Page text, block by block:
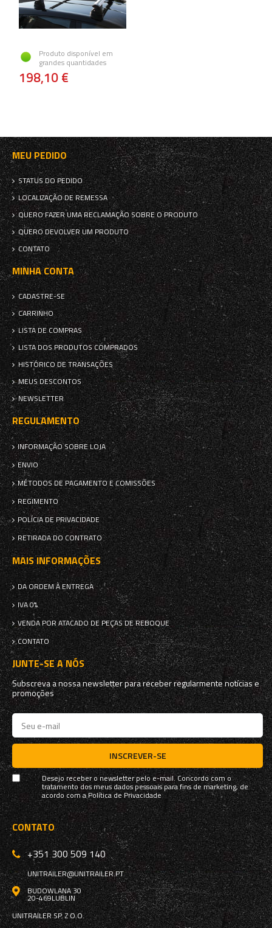
Produto disponível em
grandes quantidades
198,10 €
MEU PEDIDO
STATUS DO PEDIDO
LOCALIZAÇÃO DE REMESSA
QUERO FAZER UMA RECLAMAÇÃO SOBRE O PRODUTO
QUERO DEVOLVER UM PRODUTO
CONTATO
MINHA CONTA
CADASTRE-SE
CARRINHO
LISTA DE COMPRAS
LISTA DOS PRODUTOS COMPRADOS
HISTÓRICO DE TRANSAÇÕES
MEUS DESCONTOS
NEWSLETTER
REGULAMENTO
INFORMAÇÃO SOBRE LOJA
ENVIO
MÉTODOS DE PAGAMENTO E COMISSÕES
REGIMENTO
POLÍCIA DE PRIVACIDADE
RETIRADA DO CONTRATO
MAIS INFORMAÇÕES
DA ORDEM À ENTREGA
IVA 0%
VENDA POR ATACADO DE PEÇAS DE REBOQUE
CONTATO
JUNTE-SE A NÓS
Subscreva a nossa newsletter para receber regularmente notícias e
promoções
INSCREVER-SE
Desejo receber o newsletter pelo e-mail. Concordo com o
tratamento dos meus dados pessoais para fins de marketing, de
acordo com aPolítica de Privacidade
CONTATO
+351 300 509 140
UNITRAILER@UNITRAILER.PT
BUDOWLANA 30
20-469LUBLIN
UNITRAILER SP. Z O.O.